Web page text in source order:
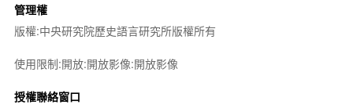
管理權
版權:中央研究院歷史語言研究所版權所有
使用限制:開放:開放影像:開放影像
授權聯絡窗口